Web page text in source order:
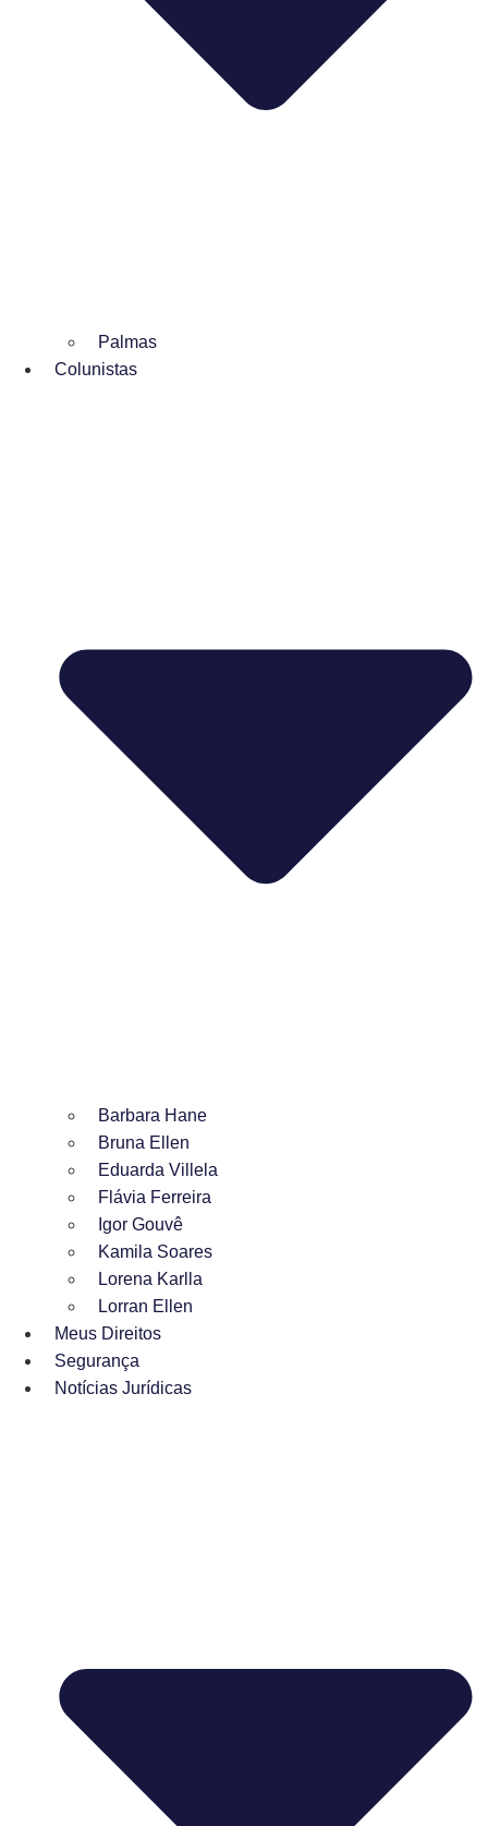
Palmas
Colunistas
Barbara Hane
Bruna Ellen
Eduarda Villela
Flávia Ferreira
Igor Gouvê
Kamila Soares
Lorena Karlla
Lorran Ellen
Meus Direitos
Segurança
Notícias Jurídicas